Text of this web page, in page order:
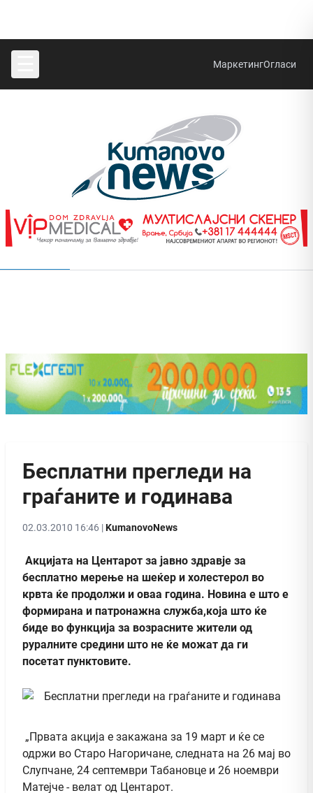
МаркетингОгласи
Бесплатни прегледи на
граѓаните и годинава
02.03.2010 16:46 |KumanovoNews
Акцијата на Центарот за јавно здравје за
бесплатно мерење на шеќер и холестерол во
крвта ќе продолжи и оваа година. Новина е што е
формирана и патронажна служба,која што ќе
биде во функција за возрасните жители од
руралните средини што не ќе можат да ги
посетат пунктовите.
„Првата акција е закажана за 19 март и ќе се
одржи во Старо Нагоричане, следната на 26 мај во
Слупчане, 24 септември Табановце и 26 ноември
Матејче - велат од Центарот.